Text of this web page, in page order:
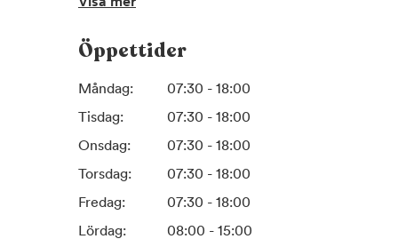
din trygghet, komfort och långsiktiga munhälsa.
Där omtanke möter kompetens
Vi vet att varje patient är unik. Därför lyssnar vi
behandlingen därefter. Vårt engagerade team av
arbetar tillsammans för att du ska känna dig
oavsett om du kommer på en vanlig
Din tandhälsa – vår prioritet
Öppettider
Måndag:
07:30 - 18:00
Tisdag:
07:30 - 18:00
Onsdag:
07:30 - 18:00
Torsdag:
07:30 - 18:00
Fredag:
07:30 - 18:00
Lördag:
08:00 - 15:00